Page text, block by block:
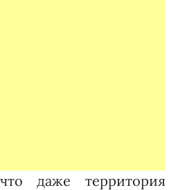
даже терри­тория